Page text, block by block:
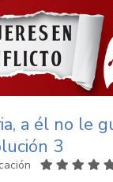
a él no le
3